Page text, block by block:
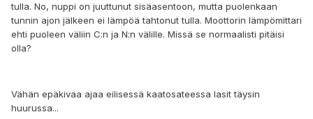
tulla. No, nuppi on juuttunut sisäasentoon, mutta puolenkaan
tunnin ajon jälkeen ei lämpöä tahtonut tulla. Moottorin lämpömittari
ehti puoleen väliin C:n ja N:n välille. Missä se normaalisti pitäisi
olla?
Vähän epäkivaa ajaa eilisessä kaatosateessa lasit täysin
huurussa...